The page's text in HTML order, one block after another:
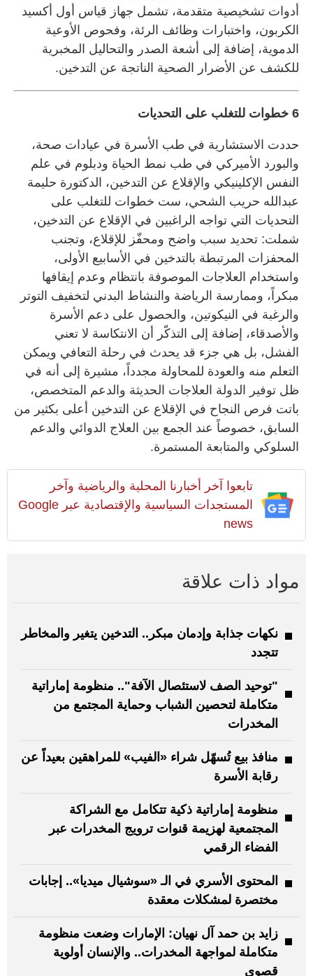
أدوات تشخيصية متقدمة، تشمل جهاز قياس أول أكسيد
الكربون، واختبارات وظائف الرئة، وفحوص الأوعية
الدموية، إضافة إلى أشعة الصدر والتحاليل المخبرية
للكشف عن الأضرار الصحية الناتجة عن التدخين.
6 خطوات للتغلب على التحديات
حددت الاستشارية في طب الأسرة في عيادات صحة،
والبورد الأميركي في طب نمط الحياة ودبلوم في علم
النفس الإكلينيكي والإقلاع عن التدخين، الدكتورة حليمة
عبدالله حريب الشحي، ست خطوات للتغلب على
التحديات التي تواجه الراغبين في الإقلاع عن التدخين،
شملت: تحديد سبب واضح ومحفّز للإقلاع، وتجنب
المحفزات المرتبطة بالتدخين في الأسابيع الأولى،
واستخدام العلاجات الموصوفة بانتظام وعدم إيقافها
مبكراً، وممارسة الرياضة والنشاط البدني لتخفيف التوتر
والرغبة في النيكوتين، والحصول على دعم الأسرة
والأصدقاء، إضافة إلى التذكّر أن الانتكاسة لا تعني
الفشل، بل هي جزء قد يحدث في رحلة التعافي ويمكن
التعلم منه والعودة للمحاولة مجدداً، مشيرة إلى أنه في
ظل توفير الدولة العلاجات الحديثة والدعم المتخصص،
باتت فرص النجاح في الإقلاع عن التدخين أعلى بكثير من
السابق، خصوصاً عند الجمع بين العلاج الدوائي والدعم
السلوكي والمتابعة المستمرة.
تابعوا آخر أخبارنا المحلية والرياضية وآخر
المستجدات السياسية والإقتصادية عبر Google
news
مواد ذات علاقة
نكهات جذابة وإدمان مبكر.. التدخين يتغير والمخاطر
تتجدد
"توحيد الصف لاستئصال الآفة".. منظومة إماراتية
متكاملة لتحصين الشباب وحماية المجتمع من
المخدرات
منافذ بيع تُسهّل شراء «الفيب» للمراهقين بعيداً عن
رقابة الأسرة
منظومة إماراتية ذكية تتكامل مع الشراكة
المجتمعية لهزيمة قنوات ترويج المخدرات عبر
الفضاء الرقمي
المحتوى الأسري في الـ «سوشيال ميديا».. إجابات
مختصرة لمشكلات معقدة
زايد بن حمد آل نهيان: الإمارات وضعت منظومة
متكاملة لمواجهة المخدرات.. والإنسان أولوية
قصوى